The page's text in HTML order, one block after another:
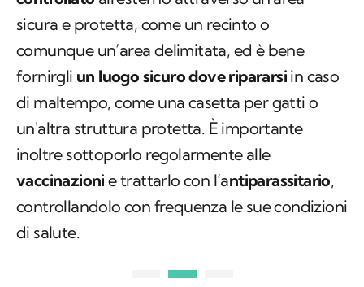
sicura e protetta, come un recinto o
comunque un’area delimitata, ed è bene
fornirgli un luogo sicuro dove ripararsi in caso
di maltempo, come una casetta per gatti o
un'altra struttura protetta. È importante
inoltre sottoporlo regolarmente alle
vaccinazioni e trattarlo con l’antiparassitario,
controllandolo con frequenza le sue condizioni
di salute.